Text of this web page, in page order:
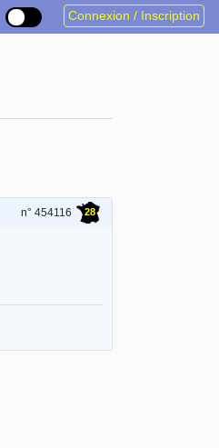
Connexion / Inscription
n° 454116 28